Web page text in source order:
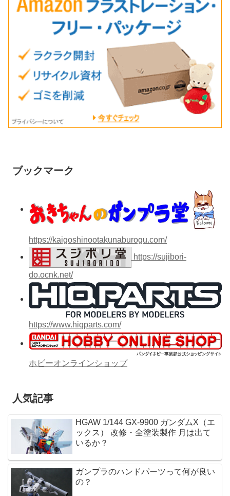
ブックマーク
https://kaigoshinootakunaburogu.com/
https://sujibori-
do.ocnk.net/
https://www.hiqparts.com/
ホビーオンラインショップ
人気記事
HGAW 1/144 GX-9900 ガンダムX（エ
ックス） 改修・全塗装製作 月は出て
いるか？
ガンプラのハンドパーツって何が良い
の？